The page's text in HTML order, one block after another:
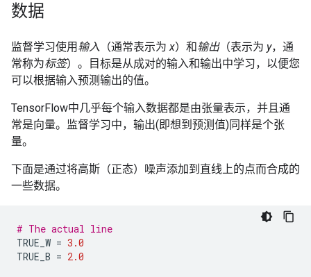
数据
监督学习使用 输入 （通常表示为x）和输出（表示为 y，通
常称为标签）。目标是从成对的输入和输出中学习，以便您
可以根据输入预测输出的值。
TensorFlow中几乎每个输入数据都是由张量表示，并且通
常是向量。监督学习中，输出(即想到预测值)同样是个张
量。
下面是通过将高斯（正态）噪声添加到直线上的点而合成的
一些数据。
# The actual line
TRUE_W = 3.0
TRUE_B = 2.0